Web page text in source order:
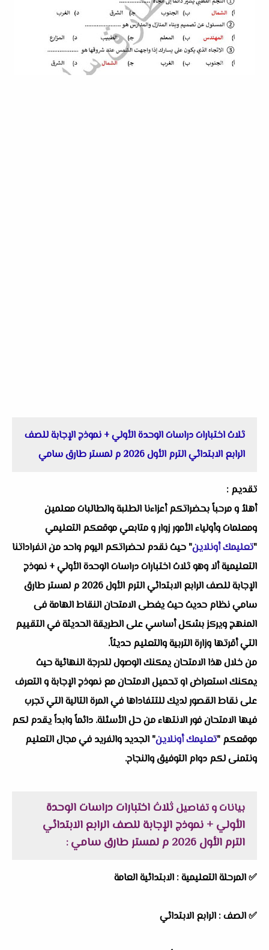
ثلاث اختبارات دراسات الوحدة الأولي + نموذج الإجابة للصف
الرابع الابتدائي الترم الأول 2026 م لمستر طارق سامي
تقديم :
أهلاُ و مرحباً بحضراتكم أعزاءنا الطلبة والطالبات معلمين
ومعلمات وأولياء الأمور زوار و متابعي موقعكم التعليمي
"تعليمك أونلاين" حيث نقدم لحضراتكم اليوم واحد من انفراداتنا
التعليمية ألا وهو ثلاث اختبارات دراسات الوحدة الأولي + نموذج
الإجابة للصف الرابع الابتدائي الترم الأول 2026 م لمستر طارق
سامي نظام حديث حيث يغطى الامتحان النقاط الهامة فى
المنهج ويركز بشكل أساسي على الطريقة الحديثة في التقييم
التي أقرتها وزارة التربية والتعليم حديثاً.
من خلال هذا الامتحان يمكنك الوصول للدرجة النهائية حيث
يمكنك استعراض او تحميل الامتحان مع نموذج الإجابة و التعرف
على نقاط القصور لديك للتتفاداها في المرة التالية التي تجرب
فيها الامتحان فور الانتهاء من حل الأسئلة. دائماً وابداً يقدم لكم
موقعكم "تعليمك أونلاين" الجديد والفريد في مجال التعليم
ونتمنى لكم دوام التوفيق والنجاح.
بيانات و تفاصيلثلاث اختبارات دراسات الوحدة
الأولي + نموذج الإجابة للصف الرابع الابتدائي
الترم الأول 2026 م لمستر طارق سامي
:
✅المرحلة التعليمية : الابتدائية العامة
✅الصف : الرابع الابتدائي